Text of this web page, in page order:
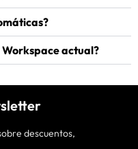
actual?
descuentos,